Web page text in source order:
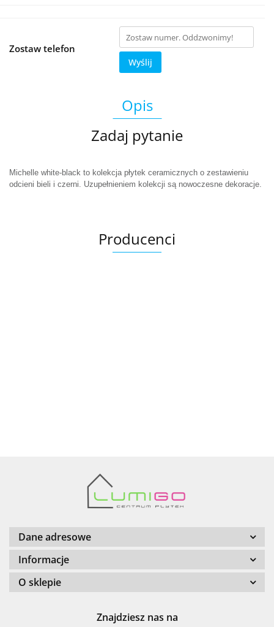
Zostaw telefon
Wyślij
Opis
Zadaj pytanie
Michelle white-black to kolekcja płytek ceramicznych o zestawieniu
odcieni bieli i czerni. Uzupełnieniem kolekcji są nowoczesne dekoracje.
Producenci
Barwolf
Dane adresowe
Informacje
O sklepie
Znajdziesz nas na